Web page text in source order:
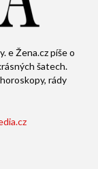
e Žena.cz píše o
šatech.
rády